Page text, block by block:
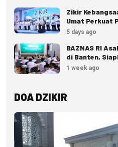
Zikir
Umat Perkuat
Zakat
5 days ago
BAZNAS RI
di Banten,
Zakat
1 week ago
DOA DZIKIR